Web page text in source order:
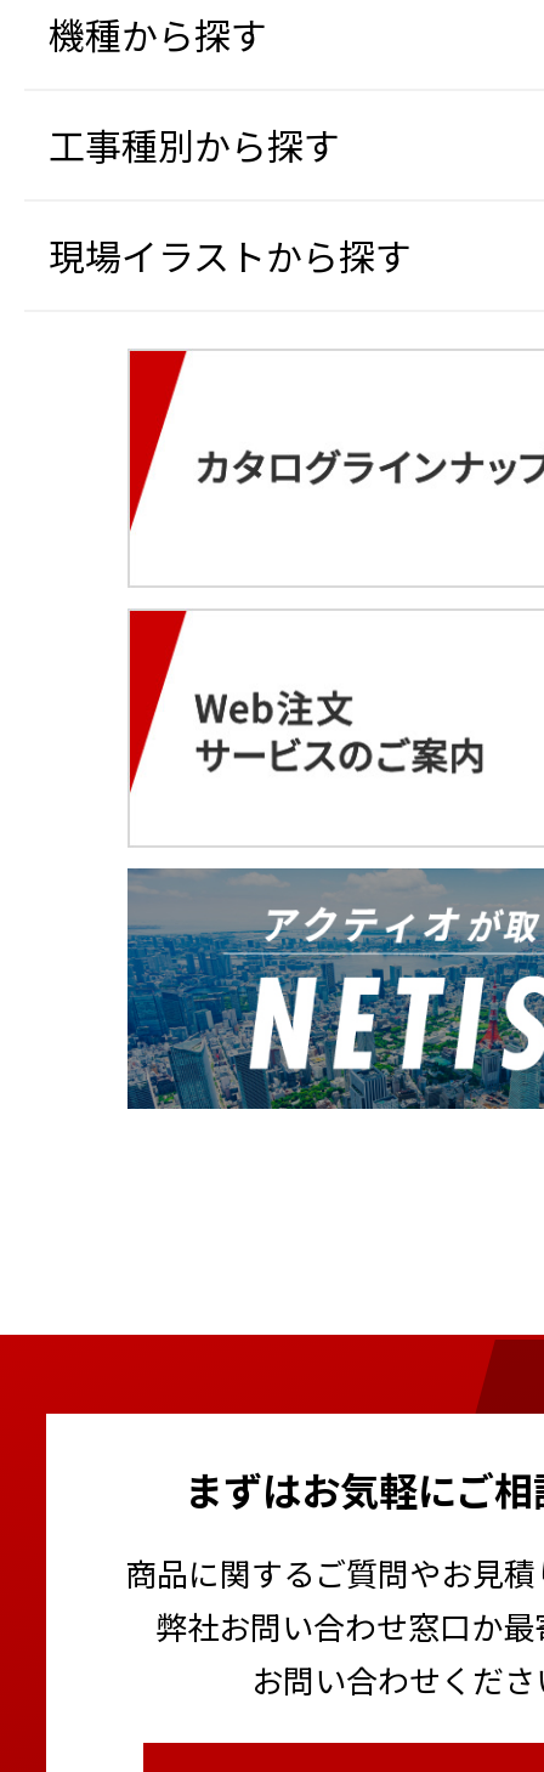
機種から探す
工事種別から探す
現場イラストから探す
まずはお気軽にご
商品に関するご質問やお見
弊社お問い合わせ窓口か
お問い合わせくだ